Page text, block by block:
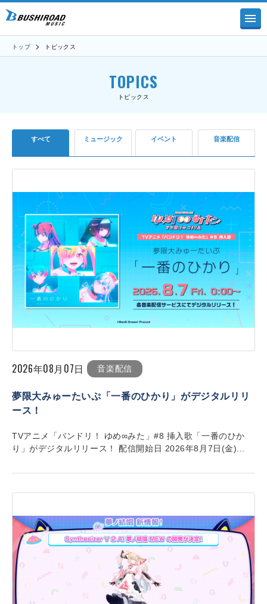
トップ トピックス
TOPICS
トピックス
すべて ミュージック イベント 音楽配信
2026年08月07日 音楽配信
夢限大みゅーたいぷ「一番のひかり」がデジタルリリ
ース！
TVアニメ「バンドリ！ ゆめ∞みた」#8 挿入歌「一番のひか
り」がデジタルリリース！ 配信開始日 2026年8月7日(金)...